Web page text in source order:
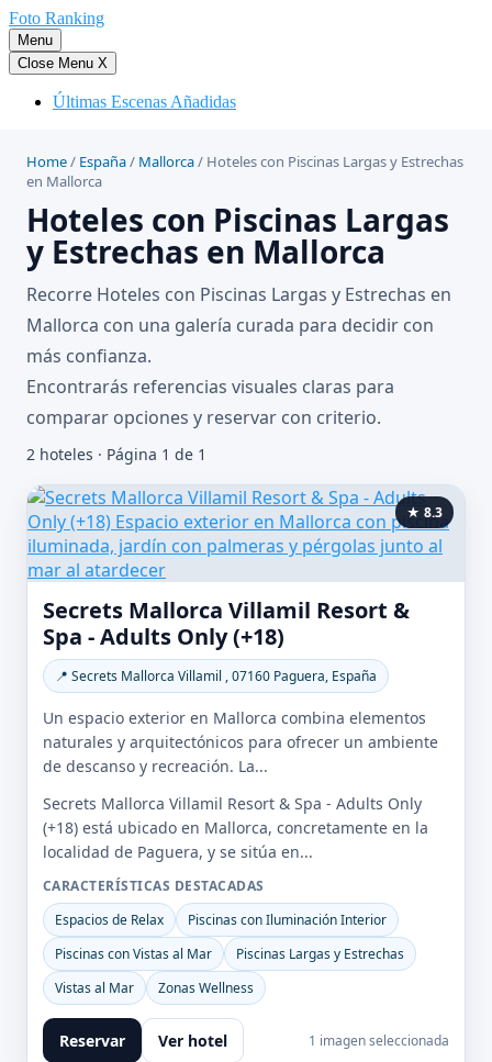
Saltar
al
contenido
Foto Ranking
Menu
Close Menu X
Últimas Escenas Añadidas
Home/ España/ Mallorca/ Hoteles con Piscinas Largas y Estrechas
en Mallorca
Hoteles con Piscinas Largas
y Estrechas en Mallorca
Recorre Hoteles con Piscinas Largas y Estrechas en
Mallorca con una galería curada para decidir con
más confianza.
Encontrarás referencias visuales claras para
comparar opciones y reservar con criterio.
2 hoteles · Página 1 de 1
★ 8.3
Secrets Mallorca Villamil Resort &
Spa - Adults Only (+18)
📍 Secrets Mallorca Villamil , 07160 Paguera, España
Un espacio exterior en Mallorca combina elementos
naturales y arquitectónicos para ofrecer un ambiente
de descanso y recreación. La...
Secrets Mallorca Villamil Resort & Spa - Adults Only
(+18) está ubicado en Mallorca, concretamente en la
localidad de Paguera, y se sitúa en...
CARACTERÍSTICAS DESTACADAS
Espacios de Relax
Piscinas con Iluminación Interior
Piscinas con Vistas al Mar
Piscinas Largas y Estrechas
Vistas al Mar
Zonas Wellness
Reservar Ver hotel 1 imagen seleccionada